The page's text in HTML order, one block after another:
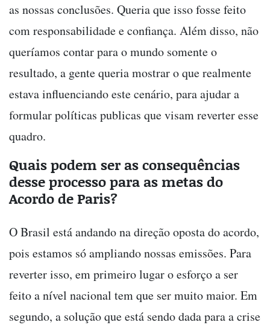
as nossas conclusões. Queria que isso fosse feito
com responsabilidade e confiança. Além disso, não
queríamos contar para o mundo somente o
resultado, a gente queria mostrar o que realmente
estava influenciando este cenário, para ajudar a
formular políticas publicas que visam reverter esse
quadro.
Quais podem ser as consequências
desse processo para as metas do
Acordo de Paris?
O Brasil está andando na direção oposta do acordo,
pois estamos só ampliando nossas emissões. Para
reverter isso, em primeiro lugar o esforço a ser
feito a nível nacional tem que ser muito maior. Em
segundo, a solução que está sendo dada para a crise